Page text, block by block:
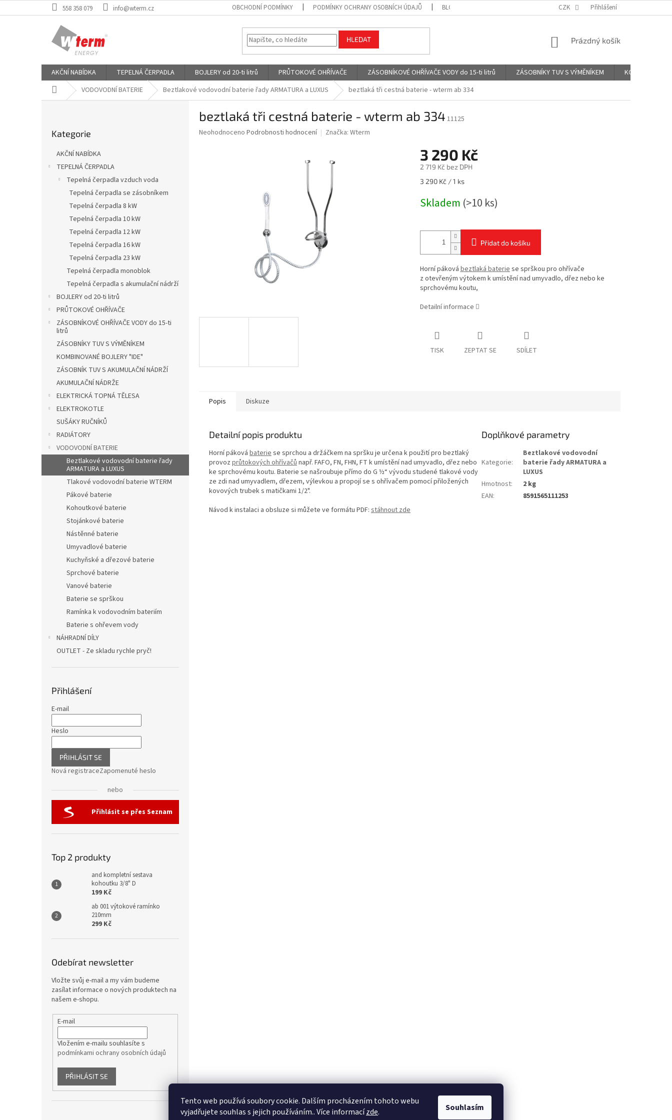
Tento web používá soubory cookie. Dalším procházením tohoto webu
vyjadřujete souhlas s jejich používáním.. Více informacízde. Souhlasím
na
558 358 079 info@wterm.cz OBCHODNÍ PODMÍNKY PODMÍNKY OCHRANY OSOBNÍCH ÚDAJŮ BLOG - KOMENTÁŘE UŽIVATELŮ CZK Přihlášení
HLEDAT
NÁKUPNÍ
Prázdný košík
AKČNÍ NABÍDKA TEPELNÁ ČERPADLA BOJLERY od 20-ti litrů PRŮTOKOVÉ OHŘÍVAČE ZÁSOBNÍKOVÉ OHŘÍVAČE VODY do 15-ti litrů ZÁSOBNÍKY TUV S VÝMĚNÍKEM
KOMBINOVANÉ
Domů VODOVODNÍ BATERIE Beztlakové vodovodní baterie řady ARMATURA a LUXUS beztlaká tři cestná baterie - wterm ab 334
kategorie
Kategorie
AKČNÍ NABÍDKA
TEPELNÁ ČERPADLA
Tepelná čerpadla vzduch voda
Tepelná čerpadla se zásobníkem
Tepelná čerpadla 8 kW
Tepelná čerpadla 10 kW
Tepelná čerpadla 12 kW
Tepelná čerpadla 16 kW
Tepelná čerpadla 23 kW
Tepelná čerpadla monoblok
Tepelná čerpadla s akumulační nádrží
BOJLERY od 20-ti litrů
PRŮTOKOVÉ OHŘÍVAČE
ZÁSOBNÍKOVÉ OHŘÍVAČE VODY do 15-ti
litrů
ZÁSOBNÍKY TUV S VÝMĚNÍKEM
KOMBINOVANÉ BOJLERY "IDE"
ZÁSOBNÍK TUV S AKUMULAČNÍ NÁDRŽÍ
AKUMULAČNÍ NÁDRŽE
ELEKTRICKÁ TOPNÁ TĚLESA
ELEKTROKOTLE
SUŠÁKY RUČNÍKŮ
RADIÁTORY
VODOVODNÍ BATERIE
Beztlakové vodovodní baterie řady
ARMATURA a LUXUS
Tlakové vodovodní baterie WTERM
Pákové baterie
Kohoutkové baterie
Stojánkové baterie
Nástěnné baterie
Umyvadlové baterie
Kuchyňské a dřezové baterie
Sprchové baterie
Vanové baterie
Baterie se sprškou
Ramínka k vodovodním bateriím
Baterie s ohřevem vody
NÁHRADNÍ DÍLY
OUTLET - Ze skladu rychle pryč!
Přihlášení
E-mail
Heslo
PŘIHLÁSIT SE
Nová registraceZapomenuté heslo
nebo
Přihlásit se přes Seznam
Top 2 produkty
and kompletní sestava
kohoutku 3/8" D
199 Kč
ab 001 výtokové ramínko
210mm
299 Kč
Odebírat newsletter
Vložte svůj e-mail a my vám budeme
zasílat informace o nových produktech na
našem e-shopu.
E-mail
Vložením e-mailu souhlasíte s
podmínkami ochrany osobních údajů
PŘIHLÁSIT SE
beztlaká tři cestná baterie - wterm ab 334 11125
Průměrné
Neohodnoceno Podrobnosti hodnocení Značka: Wterm
3 290 Kč
2 719 Kč bez DPH
Měrná
3 290 Kč / 1 ks
Skladem (>10 ks)
Přidat do košíku
Horní pákovábeztlaká bateriese sprškou pro ohřívače
z otevřeným výtokem k umístění nad umyvadlo, dřez nebo ke
sprchovému koutu,
Detailní informace
TISK ZEPTAT SE SDÍLET
Popis Diskuze
Detailní popis produktu
Horní páková baterie se sprchou a držáčkem na spršku je určena k použití pro beztlaký
provoz průtokových ohřívačů např. FAFO, FN, FHN, FT k umístění nad umyvadlo, dřez nebo
ke sprchovému koutu. Baterie se našroubuje přímo do G ½“ vývodu studené tlakové vody
ze zdi nad umyvadlem, dřezem, výlevkou a propojí se s ohřívačem pomocí přiložených
kovových trubek s matičkami 1/2".
Návod k instalaci a obsluze si můžete ve formátu PDF: stáhnout zde
Doplňkové parametry
Kategorie:
Beztlakové vodovodní
baterie řady ARMATURA a
LUXUS
Hmotnost:
2 kg
EAN: 8591565111253